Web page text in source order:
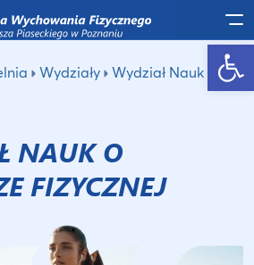
Otwórz pasek narzędzi
Wydziały
Wydział Nauk o
NAUK O
FIZYCZNEJ